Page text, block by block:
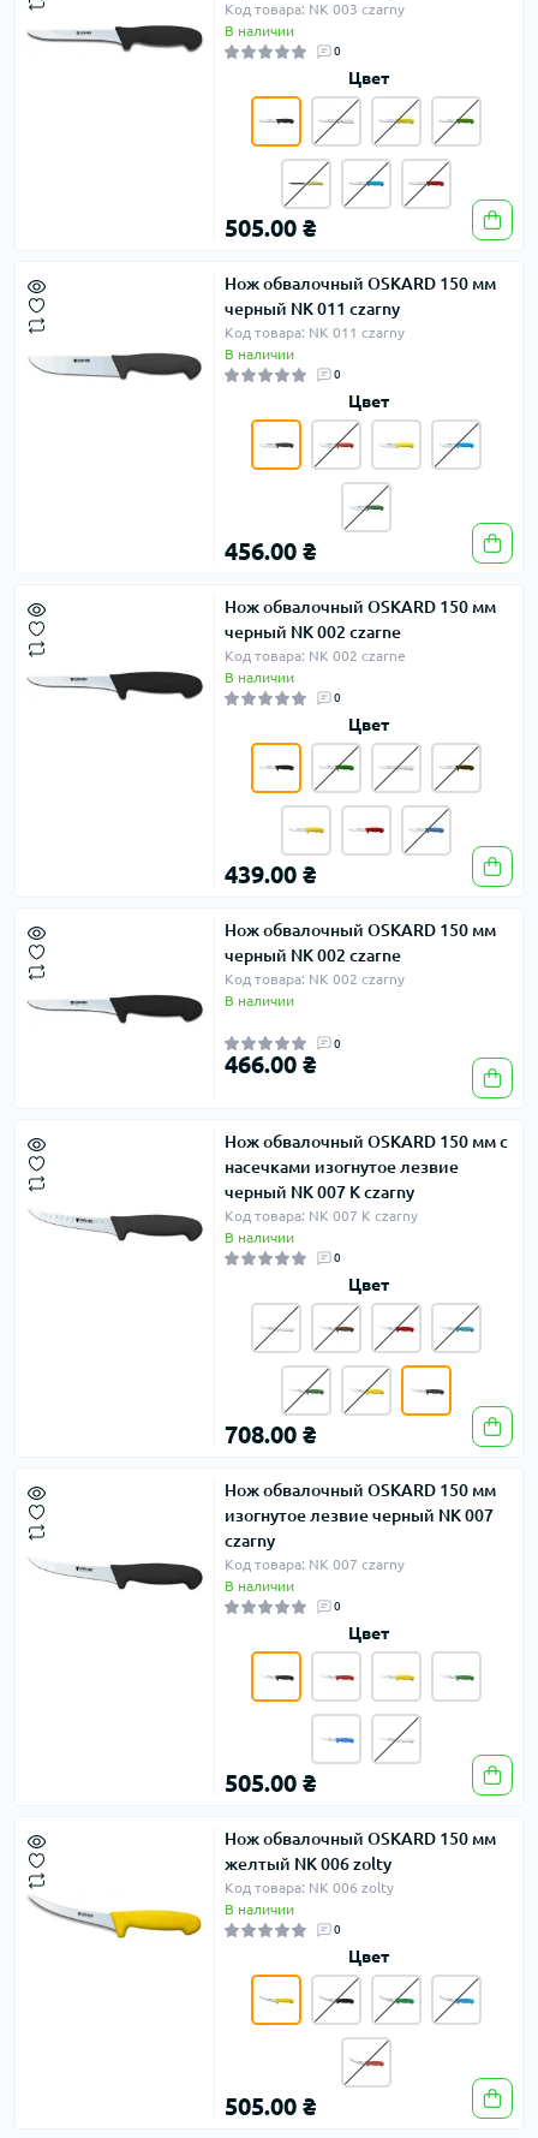
Код товара: NK 003 czarny
В наличии
0
Цвет
505.00 ₴
Нож обвалочный OSKARD 150 мм
черный NK 011 czarny
Код товара: NK 011 czarny
В наличии
0
Цвет
456.00 ₴
Нож обвалочный OSKARD 150 мм
черный NK 002 czarne
Код товара: NK 002 czarne
В наличии
0
Цвет
439.00 ₴
Нож обвалочный OSKARD 150 мм
черный NK 002 czarne
Код товара: NK 002 czarny
В наличии
0
466.00 ₴
Нож обвалочный OSKARD 150 мм с
насечками изогнутое лезвие
черный NK 007 K czarny
Код товара: NK 007 K czarny
В наличии
0
Цвет
708.00 ₴
Нож обвалочный OSKARD 150 мм
изогнутое лезвие черный NK 007
czarny
Код товара: NK 007 czarny
В наличии
0
Цвет
505.00 ₴
Нож обвалочный OSKARD 150 мм
желтый NK 006 zolty
Код товара: NK 006 zolty
В наличии
0
Цвет
505.00 ₴